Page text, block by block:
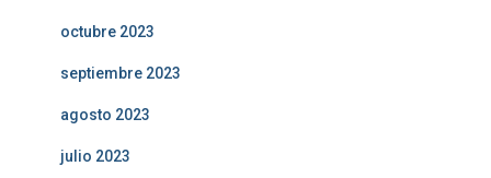
octubre 2023
septiembre 2023
agosto 2023
julio 2023